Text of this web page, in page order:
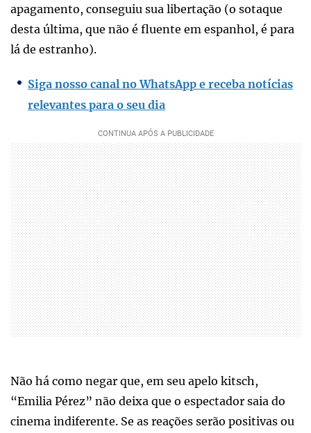
apagamento, conseguiu sua libertação (o sotaque
desta última, que não é fluente em espanhol, é para
lá de estranho).
Siga nosso canal no WhatsApp e receba notícias
relevantes para o seu dia
Não há como negar que, em seu apelo kitsch,
“Emilia Pérez” não deixa que o espectador saia do
cinema indiferente. Se as reações serão positivas ou